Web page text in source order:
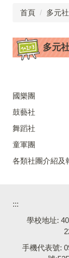
首頁 多元
多元
國樂團
鼓藝社
舞蹈社
童軍團
各類社團介紹及
:::
學校地址:
手機代表號: